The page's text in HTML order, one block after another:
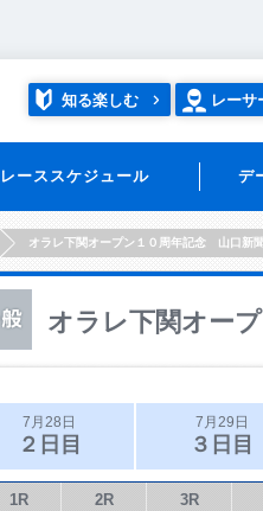
知る楽しむ レーサ
レーススケジュール デ
オラレ下関オープン１０周年記念 山口新
オラレ下関オー
7月28日
２日目
7月29日
３日目
1R 2R 3R